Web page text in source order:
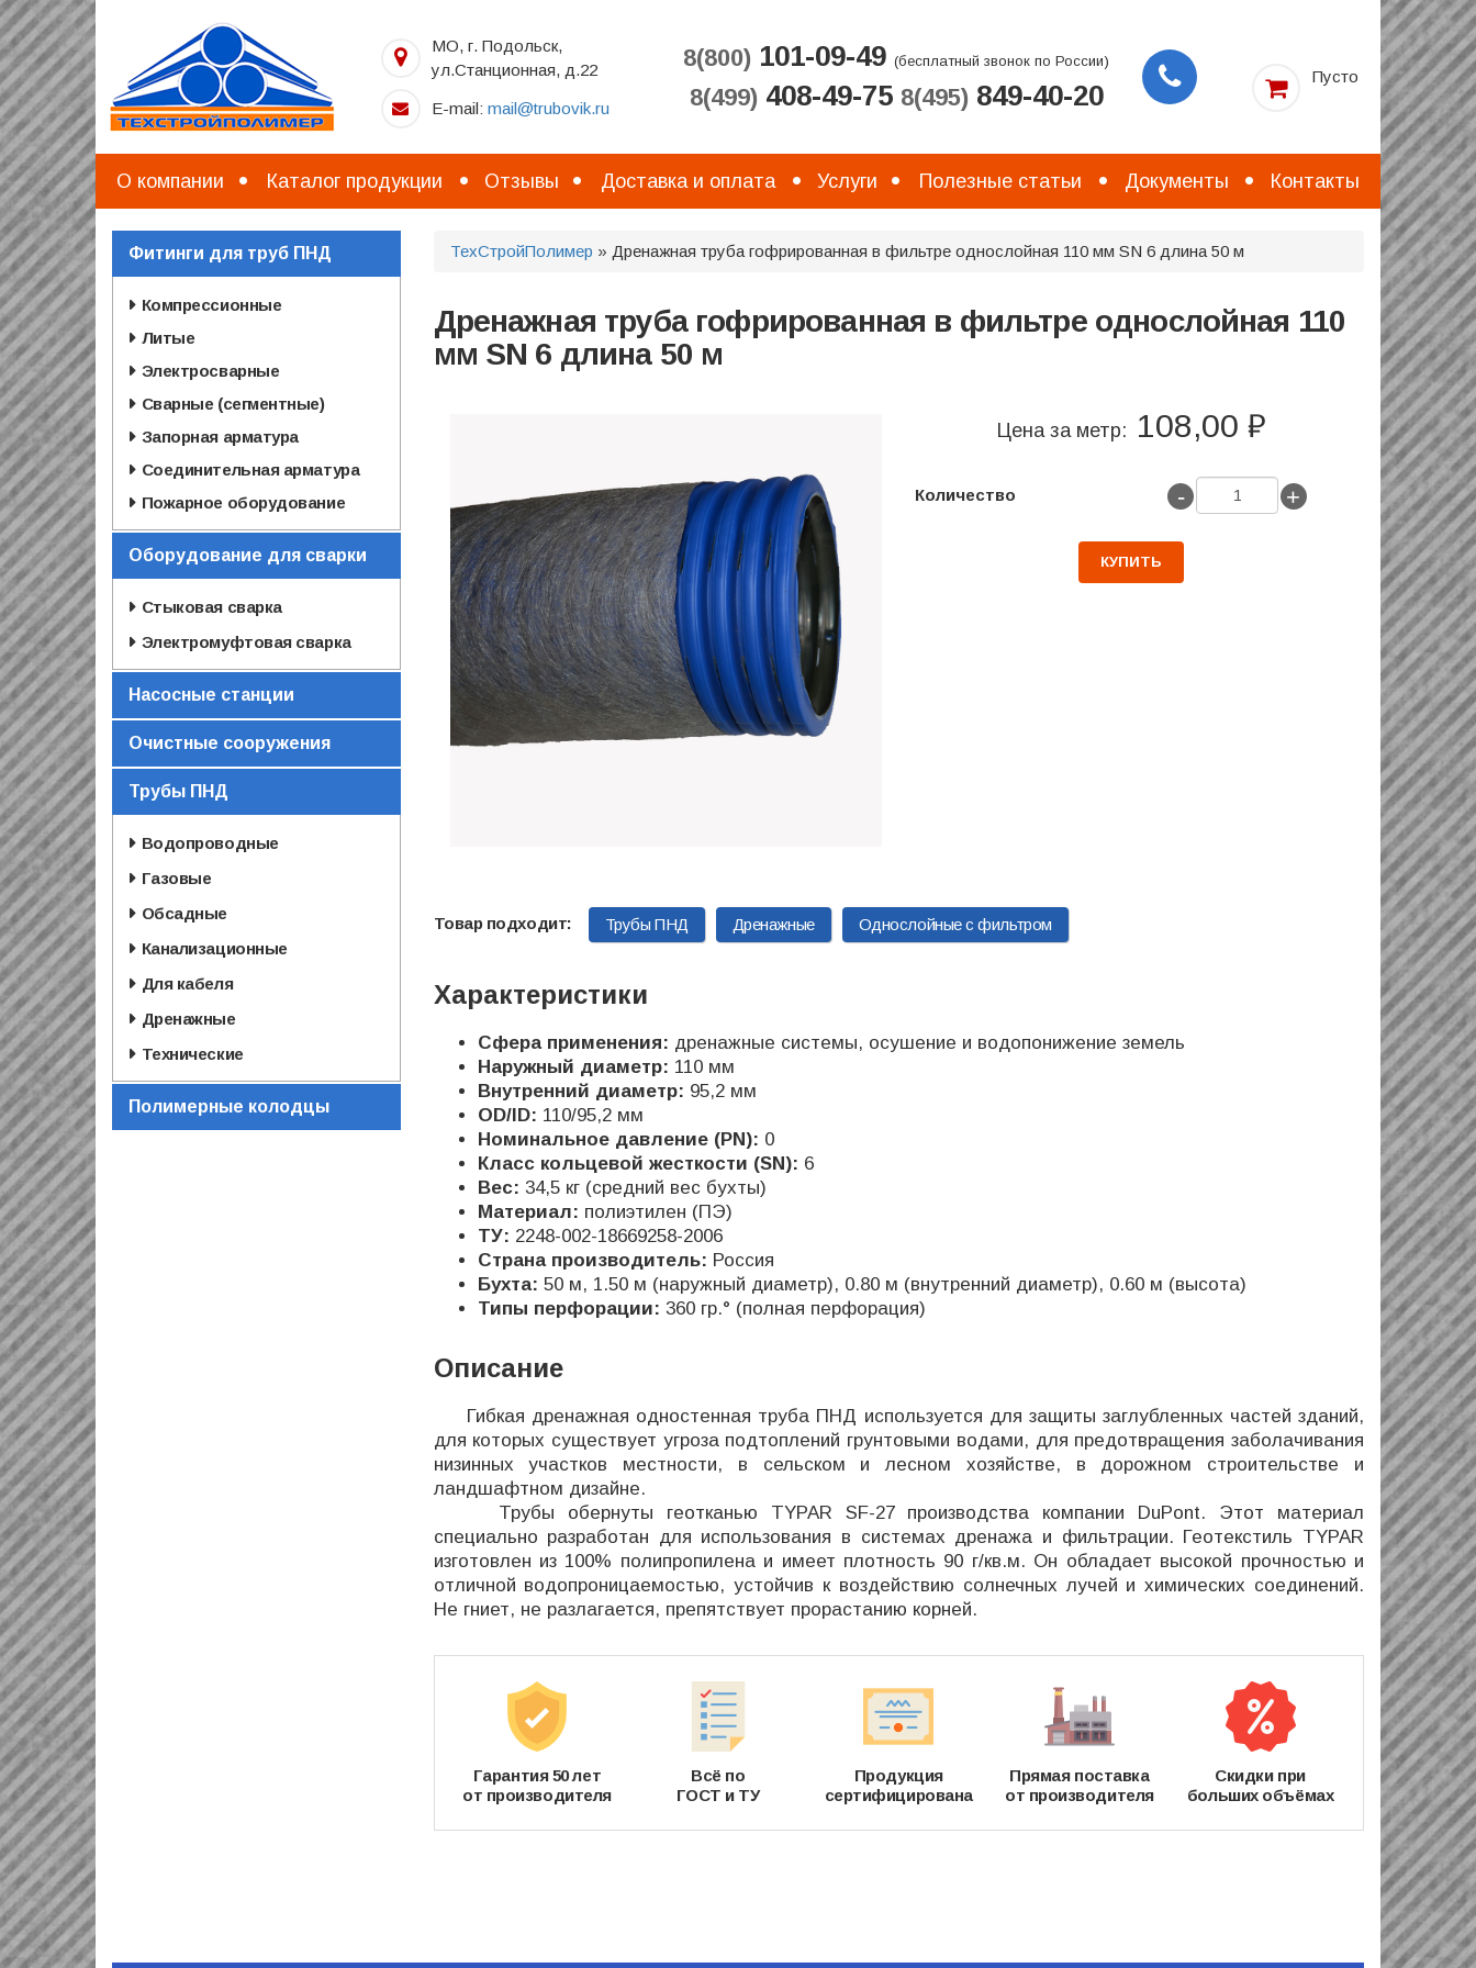
Перейти
к
основному
содержанию
МО, г. Подольск,
ул.Станционная, д.22
E-mail: mail@trubovik.ru
8(800) 101-09-49 (бесплатный звонок по России)
8(499) 408-49-75 8(495) 849-40-20
звонок
Пусто
О компании Каталог продукции Отзывы Доставка и оплата Услуги Полезные статьи Документы Контакты
Фитинги для труб ПНД
Компрессионные
Литые
Электросварные
Сварные (сегментные)
Запорная арматура
Соединительная арматура
Пожарное оборудование
Оборудование для сварки
Стыковая сварка
Электромуфтовая сварка
Насосные станции
Очистные сооружения
Трубы ПНД
Водопроводные
Газовые
Обсадные
Канализационные
Для кабеля
Дренажные
Технические
Полимерные колодцы
ТехСтройПолимер » Дренажная труба гофрированная в фильтре однослойная 110 мм SN 6 длина 50 м
Дренажная труба гофрированная в фильтре однослойная 110
мм SN 6 длина 50 м
Цена за метр: 108,00 ₽
Количество - +
КУПИТЬ
Трубы ПНД Дренажные Однослойные с фильтром
Характеристики
Сфера применения: дренажные системы, осушение и водопонижение земель
Наружный диаметр: 110 мм
Внутренний диаметр: 95,2 мм
OD/ID: 110/95,2 мм
Номинальное давление (PN): 0
Класс кольцевой жесткости (SN): 6
Вес: 34,5 кг (средний вес бухты)
Материал: полиэтилен (ПЭ)
ТУ: 2248-002-18669258-2006
Страна производитель: Россия
Бухта: 50 м, 1.50 м (наружный диаметр), 0.80 м (внутренний диаметр), 0.60 м (высота)
Типы перфорации: 360 гр.° (полная перфорация)
Описание
Гибкая дренажная одностенная труба ПНД используется для защиты заглубленных частей зданий,
для которых существует угроза подтоплений грунтовыми водами, для предотвращения заболачивания
низинных участков местности, в сельском и лесном хозяйстве, в дорожном строительстве и
ландшафтном дизайне.
Трубы обернуты геотканью TYPAR SF-27 производства компании DuPont. Этот материал
специально разработан для использования в системах дренажа и фильтрации. Геотекстиль TYPAR
изготовлен из 100% полипропилена и имеет плотность 90 г/кв.м. Он обладает высокой прочностью и
отличной водопроницаемостью, устойчив к воздействию солнечных лучей и химических соединений.
Не гниет, не разлагается, препятствует прорастанию корней.
Гарантия 50 лет
от производителя
Всё по
ГОСТ и ТУ
Продукция
сертифицирована
Прямая поставка
от производителя
Скидки при
больших объёмах